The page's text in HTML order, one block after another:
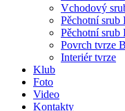
Vchodový
Pěchotní srub
Pěchotní srub
Povrch tvrze
Interiér tvrze
Klub
Foto
Video
Kontakty